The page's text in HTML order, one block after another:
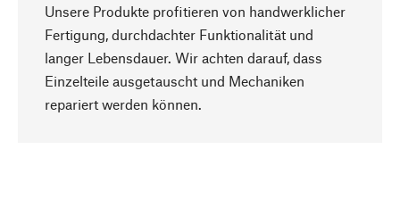
Unsere Produkte profitieren von handwerklicher
Fertigung, durchdachter Funktionalität und
langer Lebensdauer. Wir achten darauf, dass
Einzelteile ausgetauscht und Mechaniken
repariert werden können.